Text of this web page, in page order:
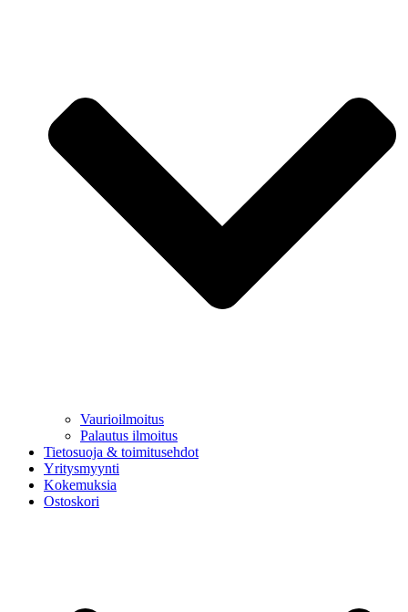
Vaurioilmoitus
Palautus ilmoitus
Tietosuoja & toimitusehdot
Yritysmyynti
Kokemuksia
Ostoskori